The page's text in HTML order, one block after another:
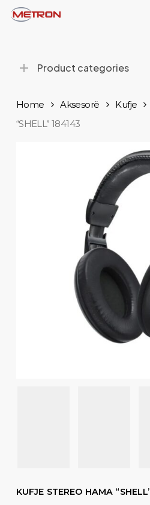
Skip
content
Product categories
Home Aksesorë Kufje
“SHELL” 184143
KUFJE STEREO HAMA